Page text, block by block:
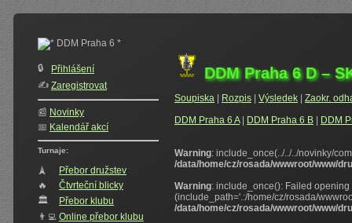
🔒
Přihlášení
✍️‍ Zaregistrovat
📰 Novinky
📅 Kalendář akcí
Turnaje:
🗼
Přebor družstev
🔥
Čtvrteční blicky
🏛
Přebor klubu
👨‍💻 Online přebor klubu
DDM Praha 6 D –
Soupiska Rozpis Výsledek
Zaokr.
DDM Praha 6 A| DDM Praha 6 B DDM
Warning: include_once(../../../novinky/
/data/home/cz/rosada/wwwroot/www/
Warning: include_once(): Failed
(include_path='.:/home/cz/rosada/
/data/home/cz/rosada/wwwroot/www/